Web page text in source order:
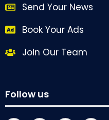
Send Your News
Book Your Ads
Join Our Team
Follow us